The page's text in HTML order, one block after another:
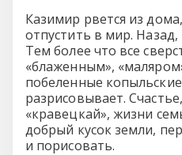
Казимир рвется из
отпустить в мир.
Тем более что все
«блаженным»,
побеленные
разрисовывает.
«кравецкай», жизни
добрый кусок земли,
и порисовать.